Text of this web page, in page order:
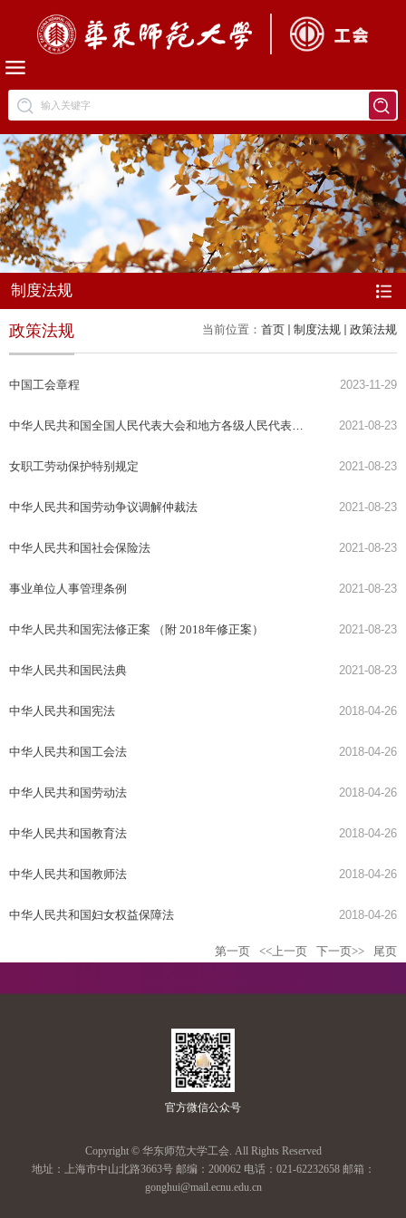
制度法规
当前位置： 首页 制度法规 政策法规
政策法规
中国工会章程 2023-11-29
中华人民共和国全国人民代表大会和地方各级人民代表大会选举法 2021-08-23
女职工劳动保护特别规定 2021-08-23
中华人民共和国劳动争议调解仲裁法 2021-08-23
中华人民共和国社会保险法 2021-08-23
事业单位人事管理条例 2021-08-23
中华人民共和国宪法修正案 （附 2018年修正案） 2021-08-23
中华人民共和国民法典 2021-08-23
中华人民共和国宪法 2018-04-26
中华人民共和国工会法 2018-04-26
中华人民共和国劳动法 2018-04-26
中华人民共和国教育法 2018-04-26
中华人民共和国教师法 2018-04-26
中华人民共和国妇女权益保障法 2018-04-26
第一页 <<上一页 下一页>> 尾页
官方微信公众号
Copyright © 华东师范大学工会. All Rights Reserved
地址：上海市中山北路3663号 邮编：200062 电话：021-62232658 邮箱：
gonghui@mail.ecnu.edu.cn